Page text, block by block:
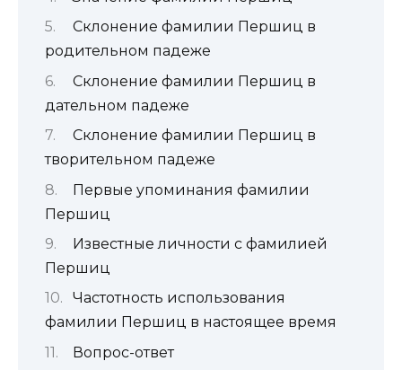
Склонение фамилии Першиц в
родительном падеже
Склонение фамилии Першиц в
дательном падеже
Склонение фамилии Першиц в
творительном падеже
Первые упоминания фамилии
Першиц
Известные личности с фамилией
Першиц
Частотность использования
фамилии Першиц в настоящее время
Вопрос-ответ